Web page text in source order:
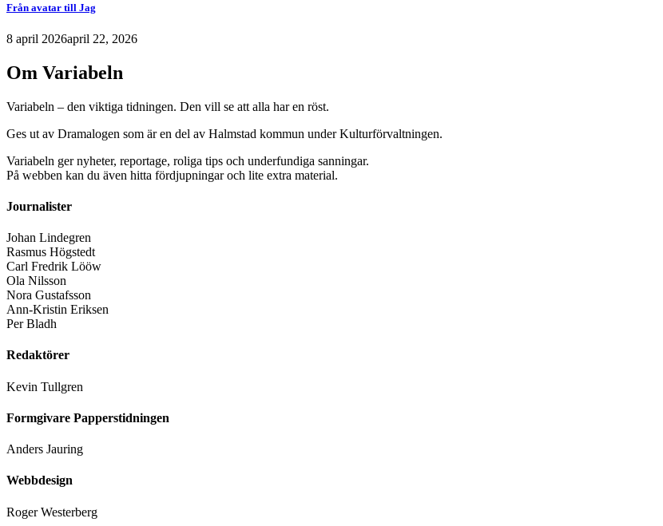
Från avatar till Jag
8 april 2026april 22, 2026
Om Variabeln
Variabeln – den viktiga tidningen. Den vill se att alla har en röst.
Ges ut av Dramalogen som är en del av Halmstad kommun under Kulturförvaltningen.
Variabeln ger nyheter, reportage, roliga tips och underfundiga sanningar.
På webben kan du även hitta fördjupningar och lite extra material.
Journalister
Johan Lindegren
Rasmus Högstedt
Carl Fredrik Lööw
Ola Nilsson
Nora Gustafsson
Ann-Kristin Eriksen
Per Bladh
Redaktörer
Kevin Tullgren
Formgivare Papperstidningen
Anders Jauring
Webbdesign
Roger Westerberg